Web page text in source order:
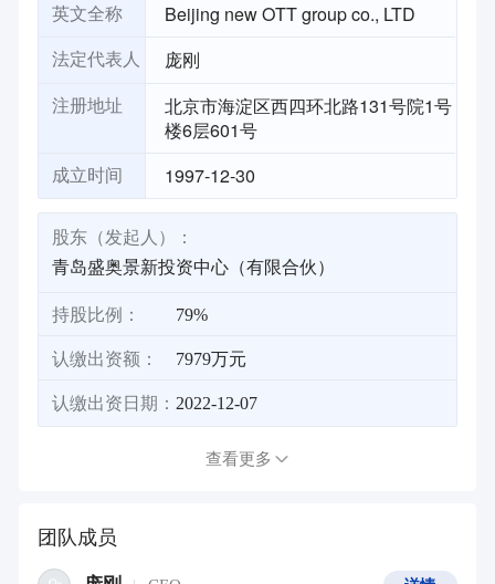
英文全称 Beijing new OTT group co., LTD
法定代表人 庞刚
注册地址
北京市海淀区西四环北路131号院1号
楼6层601号
成立时间 1997-12-30
股东（发起人）：
青岛盛奥景新投资中心（有限合伙）
持股比例： 79%
认缴出资额： 7979万元
认缴出资日期： 2022-12-07
查看更多
团队成员